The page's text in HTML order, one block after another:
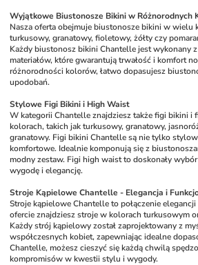
Wyjątkowe Biustonosze Bikini w Różnorodnych
Nasza oferta obejmuje biustonosze bikini w wielu
turkusowy, granatowy, fioletowy, żółty czy
Każdy biustonosz bikini Chantelle jest wykonany
materiałów, które gwarantują trwałość i komfort
różnorodności kolorów, łatwo dopasujesz
upodobań.
Stylowe Figi Bikini i High Waist
W kategorii Chantelle znajdziesz także figi bikini i
kolorach, takich jak turkusowy, granatowy,
granatowy. Figi bikini Chantelle są nie tylko
komfortowe. Idealnie komponują się z
modny zestaw. Figi high waist to doskonały
wygodę i elegancję.
Stroje Kąpielowe Chantelle - Elegancja i
Stroje kąpielowe Chantelle to połączenie
ofercie znajdziesz stroje w kolorach turkusowym
Każdy strój kąpielowy został zaprojektowany z
współczesnych kobiet, zapewniając idealne
Chantelle, możesz cieszyć się każdą chwilą
kompromisów w kwestii stylu i wygody.